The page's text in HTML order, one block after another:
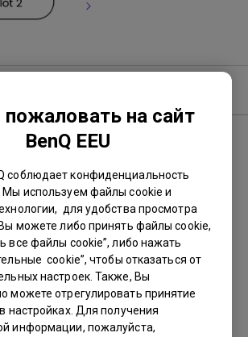
на сайт
BenQ EEU
соблюдает конфиденциальность
Мы используем файлы cookie и
для удобства просмотра
можете либо принять файлы cookie,
все файлы cookie”, либо нажать
cookie”, чтобы отказаться от
настроек. Также, Вы
можете отрегулировать принятие
настройках. Для получения
информации, пожалуйста,
2 User Manual
07/23
5.54 MB